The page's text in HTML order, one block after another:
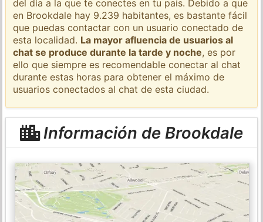
del día a la que te conectes en tu país. Debido a que
en Brookdale hay 9.239 habitantes, es bastante fácil
que puedas contactar con un usuario conectado de
esta localidad. La mayor afluencia de usuarios al
chat se produce durante la tarde y noche, es por
ello que siempre es recomendable conectar al chat
durante estas horas para obtener el máximo de
usuarios conectados al chat de esta ciudad.
Información de Brookdale